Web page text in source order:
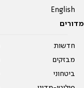
English
מדורים
חדשות
מבזקים
ביטחוני